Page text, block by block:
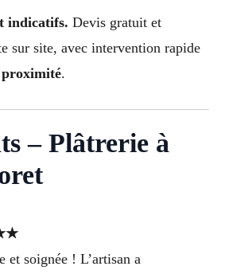
indicatifs. Devis gratuit et
sur site, avec intervention rapide
proximité.
– Plâtrerie à
et soignée ! L’artisan a